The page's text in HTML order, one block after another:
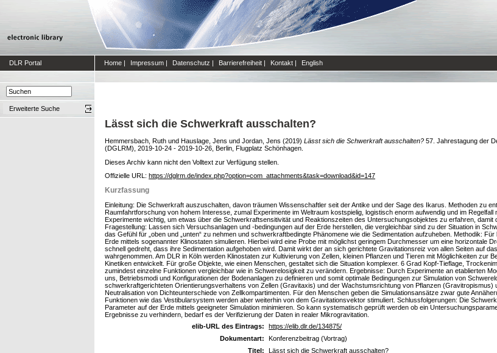
DLR Portal Home | Impressum | Datenschutz | Barrierefreiheit | Kontakt | English
Erweiterte Suche
Lässt sich die Schwerkraft ausschalten?
Hemmersbach, Ruth und Hauslage, Jens und Jordan, Jens (2019) Lässt sich die Schwerkraft ausschalten? 57. Jahrestagung der
(DGLRM), 2019-10-24 - 2019-10-26, Berlin, Flugplatz Schönhagen.
Dieses Archiv kann nicht den Volltext zur Verfügung stellen.
Offizielle URL: https://dglrm.de/index.php?option=com_attachments&task=download&id=147
Kurzfassung
Einleitung: Die Schwerkraft auszuschalten, davon träumen Wissenschaftler seit der Antike und der Sage des Ikarus. Methoden zu
Raumfahrtforschung von hohem Interesse, zumal Experimente im Weltraum kostspielig, logistisch enorm aufwendig und im
Experimente wichtig, um etwas über die Schwerkraftsensitivität und Reaktionszeiten des Untersuchungsobjektes zu erfahren, damit
Fragestellung: Lassen sich Versuchsanlagen und -bedingungen auf der Erde herstellen, die vergleichbar sind zu der Situation in
das Gefühl für „oben und „unten“ zu nehmen und schwerkraftbedingte Phänomene wie die Sedimentation aufzuheben. Methodik:
Erde mittels sogenannter Klinostaten simulieren. Hierbei wird eine Probe mit möglichst geringem Durchmesser um eine horizontale
schnell gedreht, dass ihre Sedimentation aufgehoben wird. Damit wirkt der an sich gerichtete Gravitationsreiz von allen Seiten auf
wahrgenommen. Am DLR in Köln werden Klinostaten zur Kultivierung von Zellen, kleinen Pflanzen und Tieren mit Möglichkeiten zur
Kinetiken entwickelt. Für große Objekte, wie einen Menschen, gestaltet sich die Situation komplexer. 6 Grad Kopf-Tieflage,
zumindest einzelne Funktionen vergleichbar wie in Schwerelosigkeit zu verändern. Ergebnisse: Durch Experimente an etablierten
uns, Betriebsmodi und Konfigurationen der Bodenanlagen zu definieren und somit optimale Bedingungen zur Simulation von
schwerkraftgerichteten Orientierungsverhaltens von Zellen (Gravitaxis) und der Wachstumsrichtung von Pflanzen (Gravitropismus)
Neutralisation von Dichteunterschiede von Zellkompartimenten. Für den Menschen geben die Simulationsansätze zwar gute
Funktionen wie das Vestibularsystem werden aber weiterhin von dem Gravitationsvektor stimuliert. Schlussfolgerungen: Die
Parameter auf der Erde mittels geeigneter Simulation minimieren. So kann systematisch geprüft werden ob ein
Ergebnisse zu verhindern, bedarf es der Verifizierung der Daten in realer Mikrogravitation.
elib-URL des Eintrags:
https://elib.dlr.de/134875/
Dokumentart:
Konferenzbeitrag (Vortrag)
Titel:
Lässt sich die Schwerkraft ausschalten?